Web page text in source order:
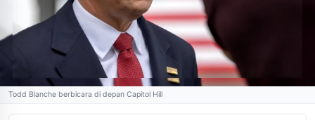
Todd Blanche berbicara di depan Capitol Hill